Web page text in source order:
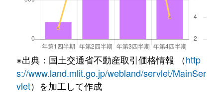
※出典：国土交通省不動産取引価格情報 （http
s://www.land.mlit.go.jp/webland/servlet/MainSer
vlet）を加工して作成